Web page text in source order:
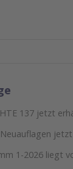
137 jetzt
1-2026 liegt